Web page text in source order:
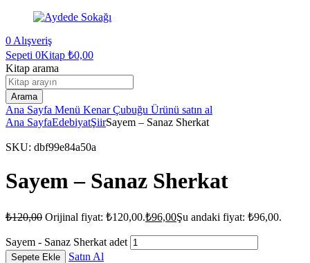
0 Alışveriş
Sepeti 0Kitap ₺0,00
Kitap arama
Arama
Ana Sayfa Menü Kenar Çubuğu Ürünü satın al
Ana SayfaEdebiyatŞiirSayem – Sanaz Sherkat
SKU: dbf99e84a50a
Sayem – Sanaz Sherkat
₺120,00 Orijinal fiyat: ₺120,00.₺96,00Şu andaki fiyat: ₺96,00.
Sayem - Sanaz Sherkat adet
Sepete Ekle
Satın Al